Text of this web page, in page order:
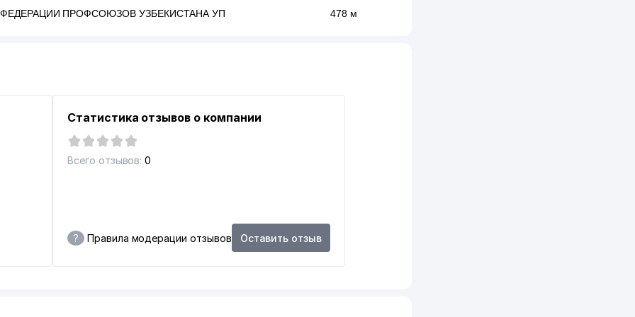
ПРОФСОЮЗОВ УЗБЕКИСТАНА УП 478 м
491 м
КОМПАНИЯ
Статистика отзывов о компании
Всего отзывов: 0
? Правила модерации отзывов Оставить отзыв